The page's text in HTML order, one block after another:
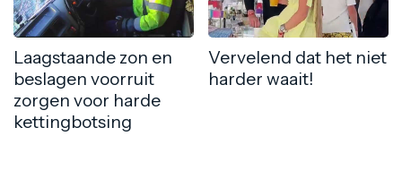
Laagstaande zon en
beslagen voorruit
zorgen voor harde
kettingbotsing
Vervelend dat het niet
harder waait!